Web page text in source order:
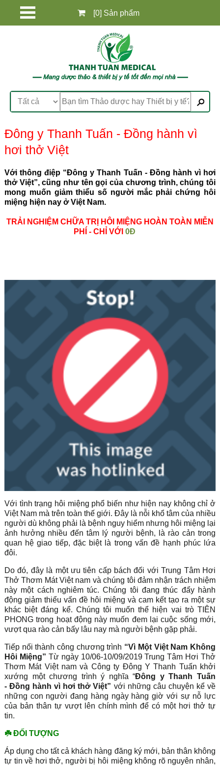
[0] Sản phẩm
Đông y Thanh Tuấn - Đồng hành vì
hơi thở Việt
Với thông điệp “Đông y Thanh Tuấn - Đồng hành vì hơi
thở Việt”, cũng như tên gọi của chương trình, chúng tôi
mong muốn giảm thiểu số người mắc phải chứng hôi
miệng hiện nay ở Việt Nam.
TRẢI NGHIỆM CHỮA TRỊ HÔI MIỆNG HOÀN TOÀN MIỄN
PHÍ- CHỈ VỚI0Đ
Với tình trạng hôi miệng phổ biến như hiện nay không chỉ ở
Việt Nam mà trên toàn thế giới. Đây là nỗi khổ tâm của nhiều
người dù không phải là bệnh nguy hiểm nhưng hôi miệng lại
ảnh hưởng nhiều đến tâm lý người bệnh, là rào cản trong
quan hệ giao tiếp, đặc biệt là trong vấn đề hạnh phúc lứa
đôi.
Do đó, đây là một ưu tiên cấp bách đối với Trung Tâm Hơi
Thở Thơm Mát Việt nam và chúng tôi đảm nhận trách nhiệm
này một cách nghiêm túc. Chúng tôi đang thúc đẩy hành
động giảm thiểu vấn đề hôi miệng và cam kết tạo ra một sự
khác biệt đáng kể. Chúng tôi muốn thể hiện vai trò TIÊN
PHONG trong hoạt động này muốn đem lại cuộc sống mới,
vượt qua rào cản bấy lâu nay mà người bệnh gặp phải.
Tiếp nối thành công chương trình “Vì Một Việt Nam Không
Hôi Miệng” Từ ngày 10/06-10/09/2019 Trung Tâm Hơi Thở
Thơm Mát Việt nam và Công ty Đông Y Thanh Tuấn khởi
xướng một chương trình ý nghĩa “Đông y Thanh Tuấn
- Đồng hành vì hơi thở Việt” với những câu chuyện kể về
những con người đang hàng ngày hàng giờ với sự nỗ lực
của bản thân tự vượt lên chính mình để có một hơi thở tự
tin.
☘️ĐỐI TƯỢNG
Áp dụng cho tất cả khách hàng đăng ký mới, bản thân không
tự tin về hơi thở, người bị hôi miệng không rõ nguyên nhân,